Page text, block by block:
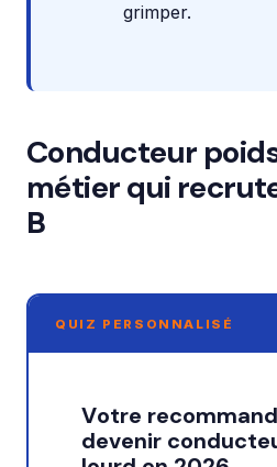
grimper.
Conducteur
métier qui
B
QUIZ PERSONNALISÉ
Votre recommandation sur
devenir